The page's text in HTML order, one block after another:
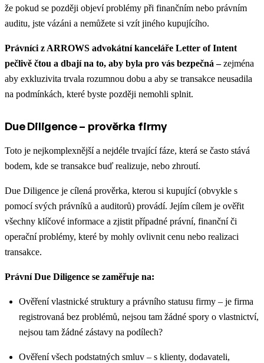
že pokud se později objeví problémy při finančním nebo právním
auditu, jste vázáni a nemůžete si vzít jiného kupujícího.
Právníci z ARROWS advokátní kanceláře Letter of Intent
pečlivě čtou a dbají na to, aby byla pro vás bezpečná –zejména
aby exkluzivita trvala rozumnou dobu a aby se transakce neusadila
na podmínkách, které byste později nemohli splnit.
Due Diligence – prověrka firmy
Toto je nejkomplexnější a nejdéle trvající fáze, která se často stává
bodem, kde se transakce buď realizuje, nebo zhroutí.
Due Diligence je cílená prověrka, kterou si kupující (obvykle s
pomocí svých právníků a auditorů) provádí. Jejím cílem je ověřit
všechny klíčové informace a zjistit případné právní, finanční či
operační problémy, které by mohly ovlivnit cenu nebo realizaci
transakce.
Právní Due Diligence se zaměřuje na:
Ověření vlastnické struktury a právního statusu firmy – je firma
registrovaná bez problémů, nejsou tam žádné spory o vlastnictví,
nejsou tam žádné zástavy na podílech?
Ověření všech podstatných smluv – s klienty, dodavateli,